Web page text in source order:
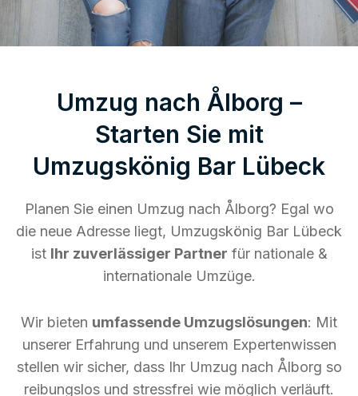
Umzug nach Ålborg –
Starten Sie mit
Umzugskönig Bar Lübeck
Planen Sie einen Umzug nach Ålborg? Egal wo
die neue Adresse liegt, Umzugskönig Bar Lübeck
ist Ihr zuverlässiger Partner für nationale &
internationale Umzüge.
Wir bieten umfassende Umzugslösungen: Mit
unserer Erfahrung und unserem Expertenwissen
stellen wir sicher, dass Ihr Umzug nach Ålborg so
reibungslos und stressfrei wie möglich verläuft.